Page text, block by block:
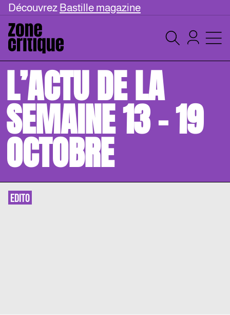
Découvrez Bastille magazine
L’ACTU DE LA
SEMAINE 13 – 19
OCTOBRE
EDITO